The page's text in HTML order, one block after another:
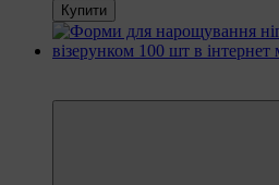
Купити